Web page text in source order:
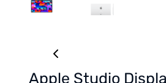
Apple Studio